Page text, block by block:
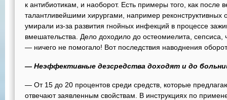
к антибиотикам, и наоборот. Есть примеры того, как
талантливейшими хирургами, например
умирали из-за развития гнойных инфекций в процессе
вмешательства. Дело доходило до остеомиелита, сепсиса,
— ничего не помогало! Вот последствия наводнения
— Неэффективные дезсредства доходят и до
— От 15 до 20 процентов среди средств, которые
отвечают заявленным свойствам. В инструкциях по